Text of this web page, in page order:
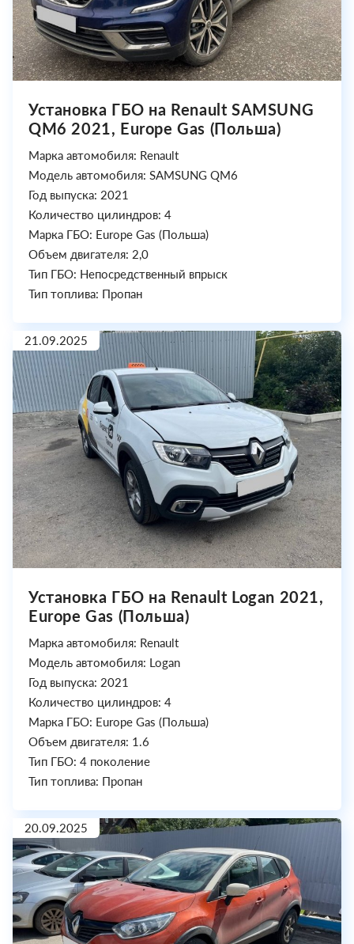
Установка ГБО на Renault SAMSUNG
QM6 2021, Europe Gas (Польша)
Марка автомобиля: Renault
Модель автомобиля: SAMSUNG QM6
Год выпуска: 2021
Количество цилиндров: 4
Марка ГБО: Europe Gas (Польша)
Объем двигателя: 2,0
Тип ГБО: Непосредственный впрыск
Тип топлива: Пропан
21.09.2025
Установка ГБО на Renault Logan 2021,
Europe Gas (Польша)
Марка автомобиля: Renault
Модель автомобиля: Logan
Год выпуска: 2021
Количество цилиндров: 4
Марка ГБО: Europe Gas (Польша)
Объем двигателя: 1.6
Тип ГБО: 4 поколение
Тип топлива: Пропан
20.09.2025